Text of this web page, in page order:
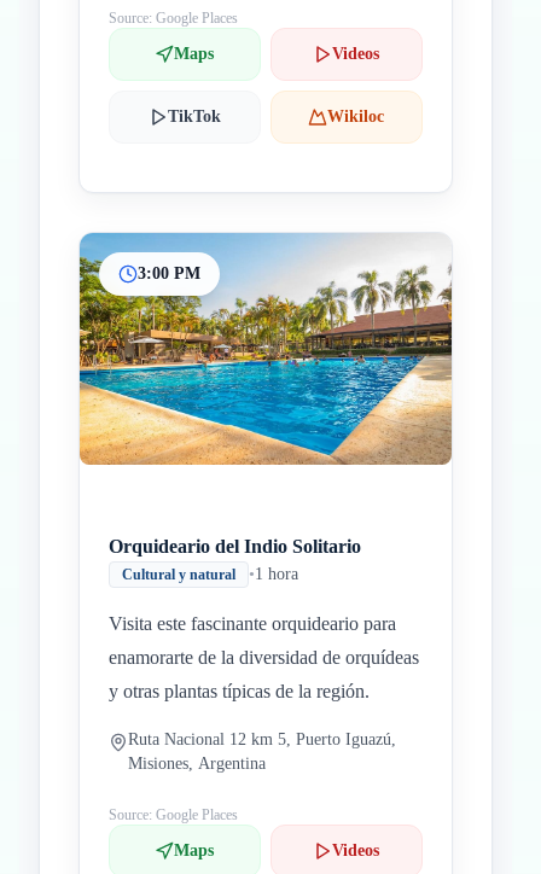
Source: Google Places
Maps Videos
TikTok Wikiloc
3:00 PM
Orquideario del Indio Solitario
Cultural y natural •1 hora
Visita este fascinante orquideario para
enamorarte de la diversidad de orquídeas
y otras plantas típicas de la región.
Ruta Nacional 12 km 5, Puerto Iguazú,
Misiones, Argentina
Source: Google Places
Maps Videos